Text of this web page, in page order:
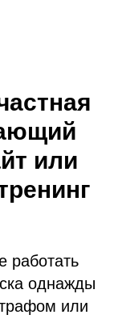
или
работать
однажды
или